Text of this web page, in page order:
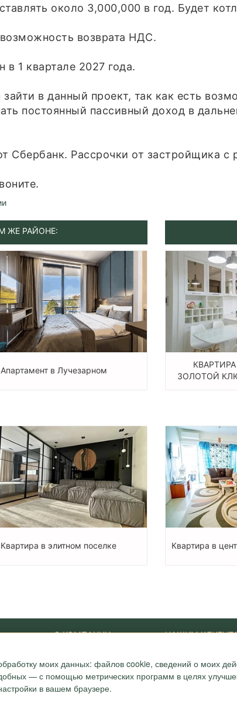
около 3,000,000 в год. Будет
возврата НДС.
в 1 квартале 2027 года.
в данный проект, так как есть
постоянный пассивный доход в
Сбербанк. Рассрочки от застройщика
ЖЕ РАЙОНЕ:
Апартамент в Лучезарном
Квартира в элитном поселке
ЗОЛОТОЙ
Квартира в
моих данных: файлов cookie, сведений о моих
— с помощью метрических программ в целях
в вашем браузере.
О КОМПАНИИ
Акции
ONYX-VIP
Сотрудники
Награды и сертификаты
НАШИМ
Журнал
Полезные статьи